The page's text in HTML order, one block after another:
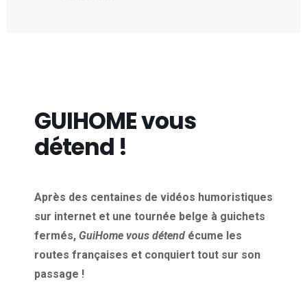
GUIHOME vous
détend !
Après des centaines de vidéos humoristiques
sur internet et une tournée belge à guichets
fermés, GuiHome vous détend écume les
routes françaises et conquiert tout sur son
passage !